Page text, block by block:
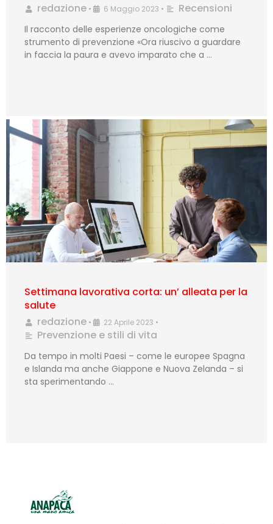
redazione • 6 Maggio 2023 • Recensioni
Il racconto delle esperienze oncologiche come
strumento di prevenzione «Ora riuscivo a guardare
in faccia la paura e avevo imparato che a …
Settimana lavorativa corta: un’ alleata per la
salute
redazione • 22 Aprile 2023 •
Prevenzione e stili di vita
Da tempo in molti Paesi – come le europee Spagna
e Islanda ma anche Giappone e Nuova Zelanda – si
sta sperimentando …